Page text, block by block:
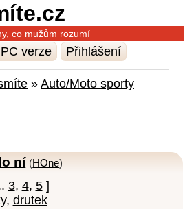
co mužům rozumí
PC verze Přihlášení
» Auto/Moto sporty
ní (HOne)
3, 4, 5]
drutek